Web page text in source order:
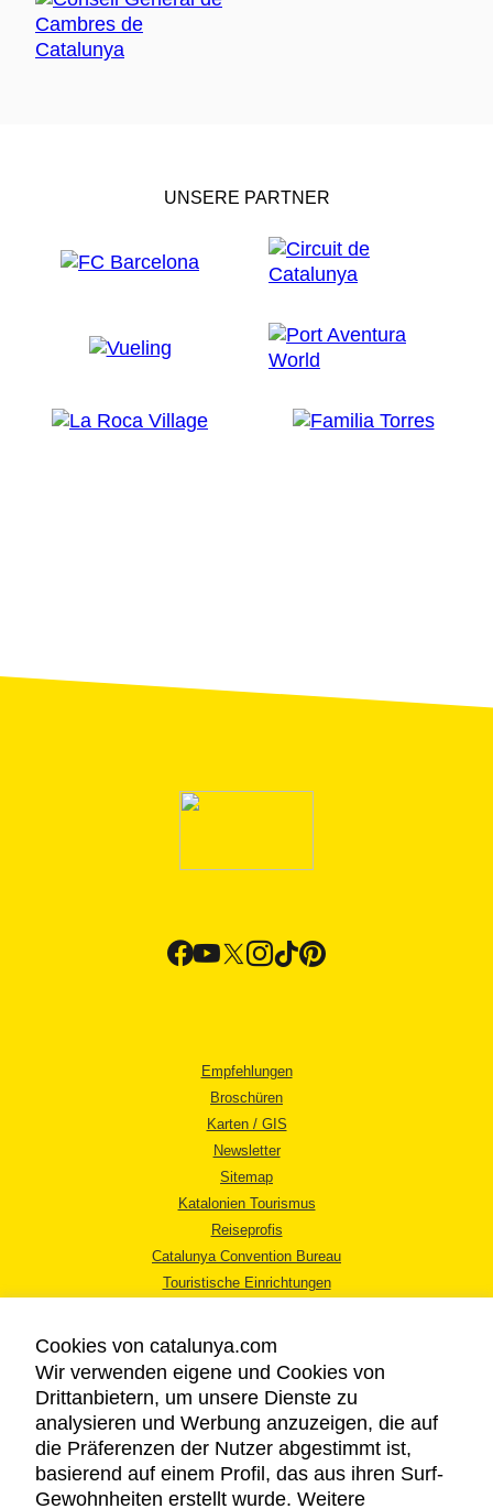
UNSERE PARTNER
Empfehlungen
Broschüren
Karten / GIS
Newsletter
Sitemap
Katalonien Tourismus
Reiseprofis
Catalunya Convention Bureau
Touristische Einrichtungen
RECHTLICHER HINWEIS
DATENSCHUTZICHTLINIE
Cookies von catalunya.com
Wir verwenden eigene und Cookies von
Drittanbietern, um unsere Dienste zu
analysieren und Werbung anzuzeigen, die auf
die Präferenzen der Nutzer abgestimmt ist,
basierend auf einem Profil, das aus ihren Surf-
Gewohnheiten erstellt wurde. Weitere